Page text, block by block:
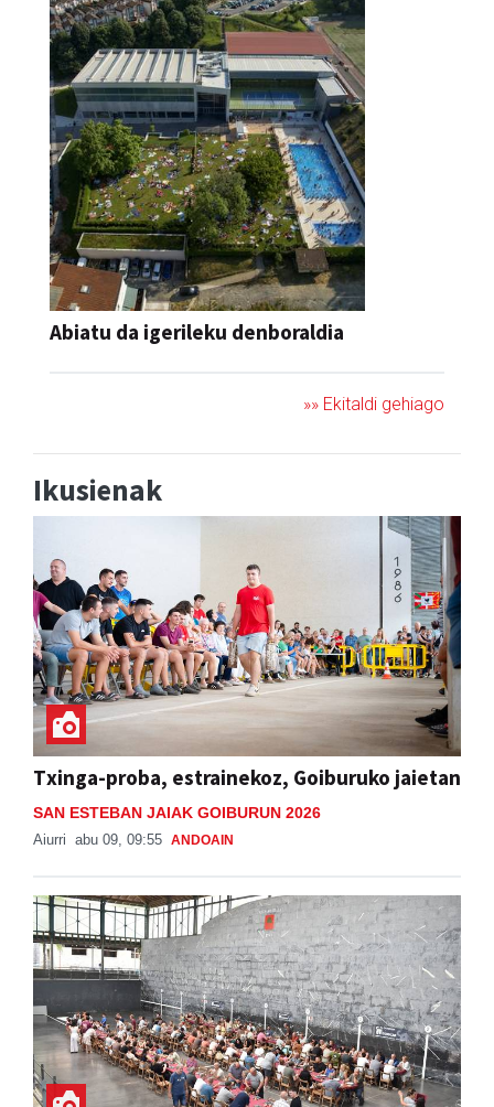
Abiatu da igerileku denboraldia
Txinga-proba, estrainekoz, Goiburuko jaietan
abu 09, 09:55